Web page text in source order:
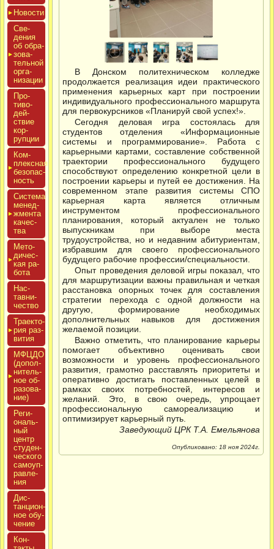
Новос­ти
Све­
дения
об об­ра­
зова­
тель­ной
ор­га­
низа­ции
Про­
тиво­
дей­
ствие
кор­
рупции
Ком­
плексная
бе­зопас­
ность
Сис­те­ма
ме­нед­
жмен­та
ка­чес­
тва
Мето­
дичес­
кая ра­
бота
Нас­
тавни­
чес­тво
Тра­ек­то­
рия раз­
ви­тия
МФЦДО
(до­пол­
ни­тель­
ное об­
ра­зова­
ние)
Реги­
ональ­
ный
центр
сту­ден­
ческо­го
са­мо­уп­
равле­
ния
Дис­
танци­он­
ное обу­
чение
Кон­
В Донском политехническом колледже
продолжается реализация идеи практического
применения карьерных карт при построении
индивидуального профессионального маршрута
для первокурсников «Планируй свой успех!».
Сегодня деловая игра состоялась для
студентов отделения «Информационные
системы и программирование». Работа с
карьерными картами, составление собственной
траектории профессионального будущего
способствуют определению конкретной цели в
построении карьеры и путей ее достижения. На
современном этапе развития системы СПО
карьерная карта является отличным
инструментом профессионального
планирования, который актуален не только
выпускникам при выборе места
трудоустройства, но и недавним абитуриентам,
избравшим для своего профессионального
будущего рабочие профессии/специальности.
Опыт проведения деловой игры показал, что
для маршрутизации важны правильная и четкая
расстановка опорных точек для составления
стратегии перехода с одной должности на
другую, формирование необходимых
дополнительных навыков для достижения
желаемой позиции.
Важно отметить, что планирование карьеры
помогает объективно оценивать свои
возможности и уровень профессионального
развития, грамотно расставлять приоритеты и
оперативно достигать поставленных целей в
рамках своих потребностей, интересов и
желаний. Это, в свою очередь, упрощает
профессиональную самореализацию и
оптимизирует карьерный путь.
Заведующий ЦРК Т.А. Емельянова
Опубликовано: 18 ноя 2024г.